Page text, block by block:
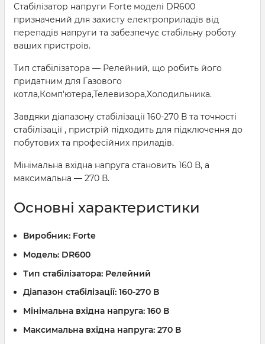
Стабілізатор напруги Forte моделі DR600
призначений для захисту електроприладів від
перепадів напруги та забезпечує стабільну роботу
ваших пристроїв.
Тип стабілізатора — Релейний, що робить його
придатним для Газового
котла,Комп'ютера,Телевизора,Холодильника.
Завдяки діапазону стабілізації 160-270 В та точності
стабілізації , пристрій підходить для підключення до
побутових та професійних приладів.
Мінімальна вхідна напруга становить 160 В, а
максимальна — 270 В.
Основні характеристики
Виробник: Forte
Модель: DR600
Тип стабілізатора: Релейний
Діапазон стабілізації: 160-270 В
Мінімальна вхідна напруга: 160 В
Максимальна вхідна напруга: 270 В